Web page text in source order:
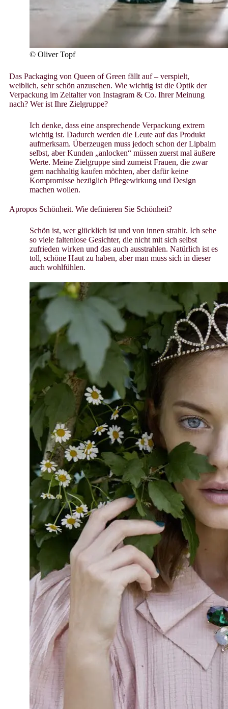
© Oliver Topf
Das Packaging von Queen of Green fällt auf – verspielt,
weiblich, sehr schön anzusehen. Wie wichtig ist die Optik der
Verpackung im Zeitalter von Instagram & Co. Ihrer Meinung
nach? Wer ist Ihre Zielgruppe?
Ich denke, dass eine ansprechende Verpackung extrem
wichtig ist. Dadurch werden die Leute auf das Produkt
aufmerksam. Überzeugen muss jedoch schon der Lipbalm
selbst, aber Kunden „anlocken“ müssen zuerst mal äußere
Werte. Meine Zielgruppe sind zumeist Frauen, die zwar
gern nachhaltig kaufen möchten, aber dafür keine
Kompromisse bezüglich Pflegewirkung und Design
machen wollen.
Apropos Schönheit. Wie definieren Sie Schönheit?
Schön ist, wer glücklich ist und von innen strahlt. Ich sehe
so viele faltenlose Gesichter, die nicht mit sich selbst
zufrieden wirken und das auch ausstrahlen. Natürlich ist es
toll, schöne Haut zu haben, aber man muss sich in dieser
auch wohlfühlen.